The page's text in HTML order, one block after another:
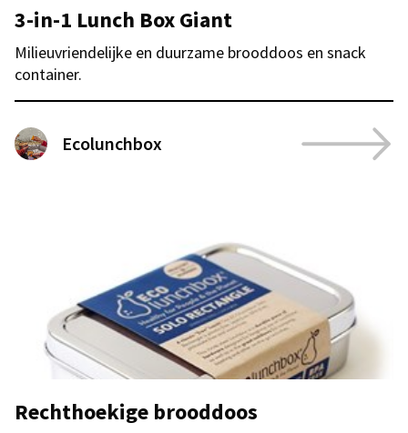
3-in-1 Lunch Box Giant
Milieuvriendelijke en duurzame brooddoos en snack
container.
Ecolunchbox
Rechthoekige brooddoos